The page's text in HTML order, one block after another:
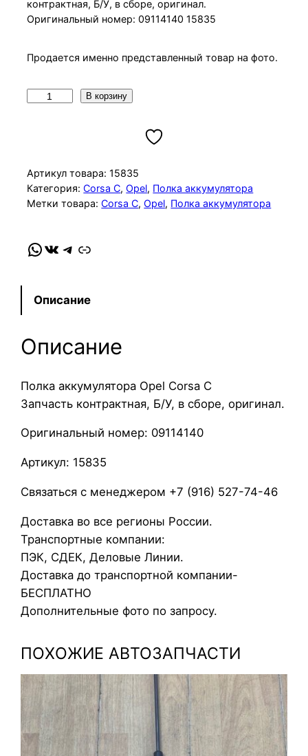
контрактная, Б/У, в сборе, оригинал.
Оригинальный номер: 09114140 15835
Продается именно представленный товар на фото.
ч
е
с
в
о
р
П
о
к
а
к
у
м
у
л
я
т
р
O
l
В корзину
Артикул товара: 15835
Категория:Corsa C, Opel, Полка аккумулятора
Метки товара:Corsa C, Opel, Полка аккумулятора
WhatsApp VK Telegram Link
Описание
Описание
Полка аккумулятора Opel Corsa C
Запчасть контрактная, Б/У, в сборе, оригинал.
Оригинальный номер: 09114140
Артикул: 15835
Связаться с менеджером +7 (916) 527-74-46
Доставка во все регионы России.
Транспортные компании:
ПЭК, СДЕК, Деловые Линии.
Доставка до транспортной компании-
БЕСПЛАТНО
Дополнительные фото по запросу.
ПОХОЖИЕ АВТОЗАПЧАСТИ